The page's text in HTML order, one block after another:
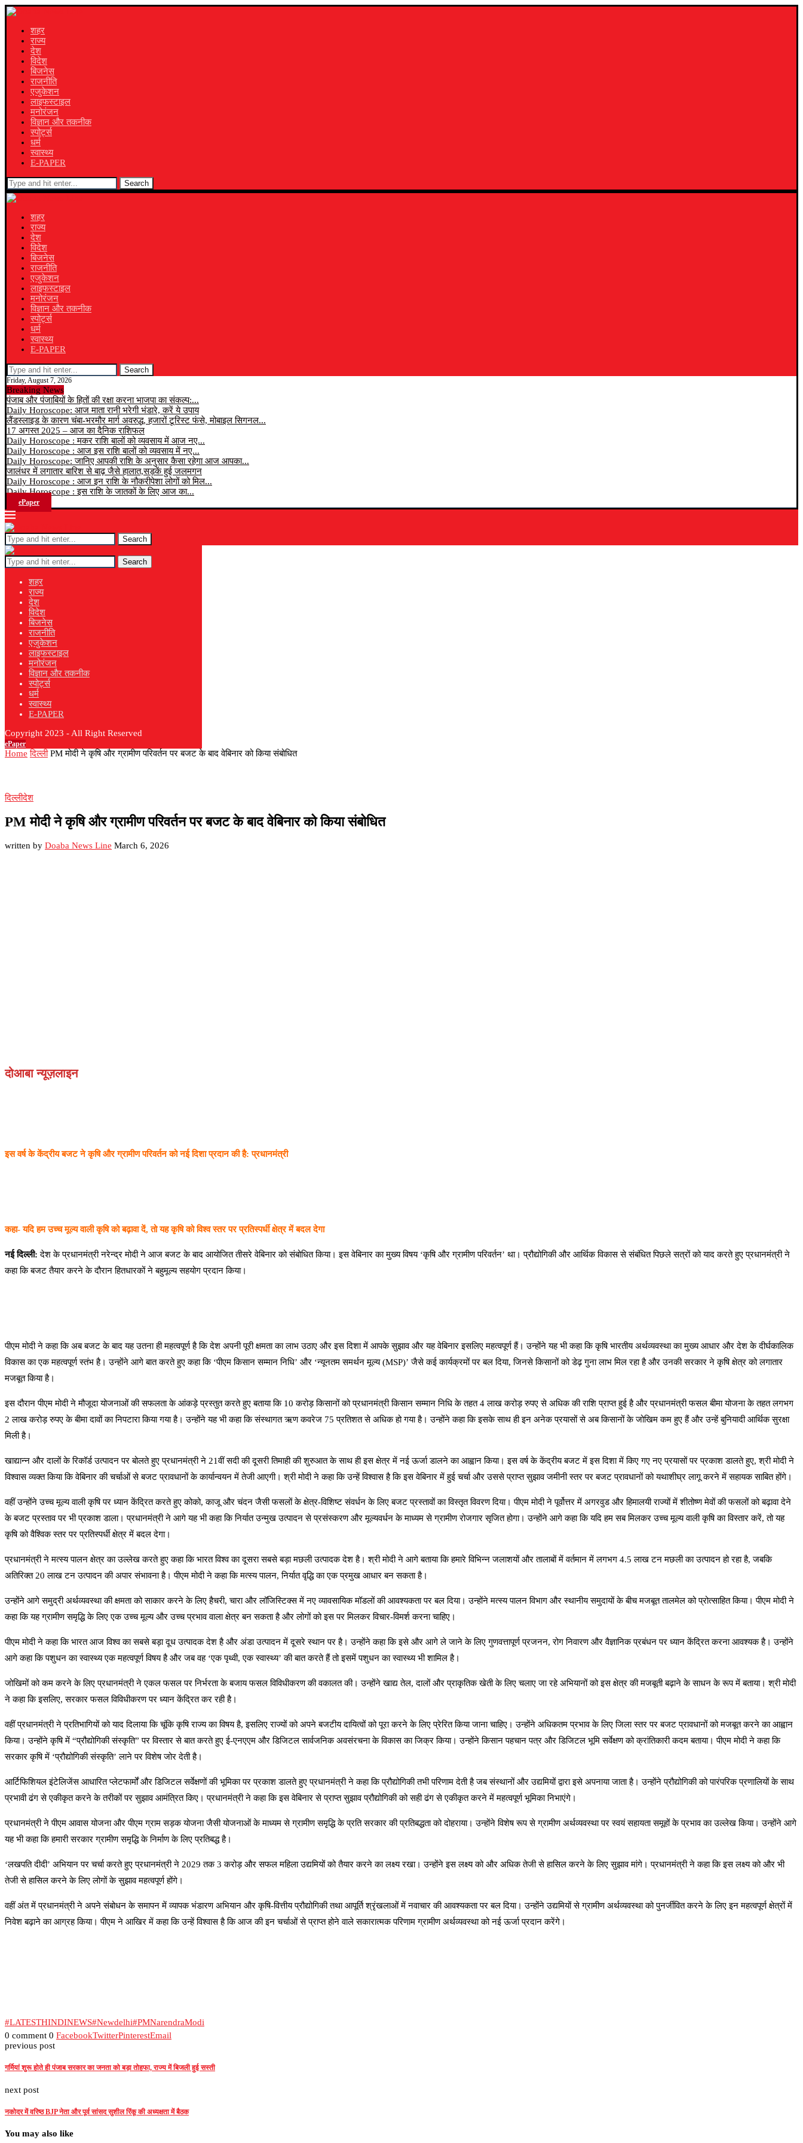
शहर
राज्य
देश
विदेश
बिजनेस
राजनीति
एजुकेशन
लाइफस्टाइल
मनोरंजन
विज्ञान और तकनीक
स्पोर्ट्स
धर्म
स्वास्थ्य
E-PAPER
Search
शहर
राज्य
देश
विदेश
बिजनेस
राजनीति
एजुकेशन
लाइफस्टाइल
मनोरंजन
विज्ञान और तकनीक
स्पोर्ट्स
धर्म
स्वास्थ्य
E-PAPER
Search
Friday, August 7, 2026
Breaking News
पंजाब और पंजाबियों के हितों की रक्षा करना भाजपा का संकल्प:...
Daily Horoscope: आज माता रानी भरेगी भंडारे, करें ये उपाय
लैंडस्लाइड के कारण चंबा-भरमौर मार्ग अवरुद्ध, हजारों टूरिस्ट फंसे, मोबाइल सिगनल...
17 अगस्त 2025 – आज का दैनिक राशिफल
Daily Horoscope : मकर राशि बालों को व्यवसाय में आज नए...
Daily Horoscope : आज इस राशि बालों को व्यवसाय में नए...
Daily Horoscope: जानिए आपकी राशि के अनुसार कैसा रहेगा आज आपका...
जालंधर में लगातार बारिश से बाढ़ जैसे हालात,सड़कें हुई जलमगन
Daily Horoscope : आज इन राशि के नौकरीपेशा लोगों को मिल...
Daily Horoscope : इस राशि के जातकों के लिए आज का...
ePaper
Search
Search
शहर
राज्य
देश
विदेश
बिजनेस
राजनीति
एजुकेशन
लाइफस्टाइल
मनोरंजन
विज्ञान और तकनीक
स्पोर्ट्स
धर्म
स्वास्थ्य
E-PAPER
Copyright 2023 - All Right Reserved
ePaper
Home दिल्ली PM मोदी ने कृषि और ग्रामीण परिवर्तन पर बजट के बाद वेबिनार को किया संबोधित
दिल्लीदेश
PM मोदी ने कृषि और ग्रामीण परिवर्तन पर बजट के बाद वेबिनार को किया संबोधित
written by Doaba News Line March 6, 2026
दोआबा न्यूज़लाइन
इस वर्ष के केंद्रीय बजट ने कृषि और ग्रामीण परिवर्तन को नई दिशा प्रदान की है: प्रधानमंत्री
कहा- यदि हम उच्च मूल्य वाली कृषि को बढ़ावा दें, तो यह कृषि को विश्व स्तर पर प्रतिस्पर्धी क्षेत्र में बदल देगा
नई दिल्ली:देश के प्रधानमंत्री नरेन्द्र मोदी ने आज बजट के बाद आयोजित तीसरे वेबिनार को संबोधित किया। इस वेबिनार का मुख्य विषय ‘कृषि और ग्रामीण परिवर्तन’ था। प्रौद्योगिकी और आर्थिक विकास से संबंधित पिछले सत्रों को याद करते हुए प्रधानमंत्री ने
कहा कि बजट तैयार करने के दौरान हितधारकों ने बहुमूल्य सहयोग प्रदान किया।
पीएम मोदी ने कहा कि अब बजट के बाद यह उतना ही महत्वपूर्ण है कि देश अपनी पूरी क्षमता का लाभ उठाए और इस दिशा में आपके सुझाव और यह वेबिनार इसलिए महत्वपूर्ण हैं। उन्होंने यह भी कहा कि कृषि भारतीय अर्थव्यवस्था का मुख्य आधार और देश के दीर्घकालिक
विकास का एक महत्वपूर्ण स्तंभ है। उन्होंने आगे बात करते हुए कहा कि ‘पीएम किसान सम्मान निधि’ और ‘न्यूनतम समर्थन मूल्य (MSP)’ जैसे कई कार्यक्रमों पर बल दिया, जिनसे किसानों को डेढ़ गुना लाभ मिल रहा है और उनकी सरकार ने कृषि क्षेत्र को लगातार
मजबूत किया है।
इस दौरान पीएम मोदी ने मौजूदा योजनाओं की सफलता के आंकड़े प्रस्तुत करते हुए बताया कि 10 करोड़ किसानों को प्रधानमंत्री किसान सम्मान निधि के तहत 4 लाख करोड़ रुपए से अधिक की राशि प्राप्त हुई है और प्रधानमंत्री फसल बीमा योजना के तहत लगभग
2 लाख करोड़ रुपए के बीमा दावों का निपटारा किया गया है। उन्होंने यह भी कहा कि संस्थागत ऋण कवरेज 75 प्रतिशत से अधिक हो गया है। उन्होंने कहा कि इसके साथ ही इन अनेक प्रयासों से अब किसानों के जोखिम कम हुए हैं और उन्हें बुनियादी आर्थिक सुरक्षा
मिली है।
खाद्यान्न और दालों के रिकॉर्ड उत्पादन पर बोलते हुए प्रधानमंत्री ने 21वीं सदी की दूसरी तिमाही की शुरुआत के साथ ही इस क्षेत्र में नई ऊर्जा डालने का आह्वान किया। इस वर्ष के केंद्रीय बजट में इस दिशा में किए गए नए प्रयासों पर प्रकाश डालते हुए, श्री मोदी ने
विश्वास व्यक्त किया कि वेबिनार की चर्चाओं से बजट प्रावधानों के कार्यान्वयन में तेजी आएगी। श्री मोदी ने कहा कि उन्हें विश्वास है कि इस वेबिनार में हुई चर्चा और उससे प्राप्त सुझाव जमीनी स्तर पर बजट प्रावधानों को यथाशीघ्र लागू करने में सहायक साबित होंगे।
वहीं उन्होंने उच्च मूल्य वाली कृषि पर ध्यान केंद्रित करते हुए कोको, काजू और चंदन जैसी फसलों के क्षेत्र-विशिष्ट संवर्धन के लिए बजट प्रस्तावों का विस्तृत विवरण दिया। पीएम मोदी ने पूर्वोत्तर में अगरवुड और हिमालयी राज्यों में शीतोष्ण मेवों की फसलों को बढ़ावा देने
के बजट प्रस्ताव पर भी प्रकाश डाला। प्रधानमंत्री ने आगे यह भी कहा कि निर्यात उन्मुख उत्पादन से प्रसंस्करण और मूल्यवर्धन के माध्यम से ग्रामीण रोजगार सृजित होगा। उन्होंने आगे कहा कि यदि हम सब मिलकर उच्च मूल्य वाली कृषि का विस्तार करें, तो यह
कृषि को वैश्विक स्तर पर प्रतिस्पर्धी क्षेत्र में बदल देगा।
प्रधानमंत्री ने मत्स्य पालन क्षेत्र का उल्लेख करते हुए कहा कि भारत विश्व का दूसरा सबसे बड़ा मछली उत्पादक देश है। श्री मोदी ने आगे बताया कि हमारे विभिन्न जलाशयों और तालाबों में वर्तमान में लगभग 4.5 लाख टन मछली का उत्पादन हो रहा है, जबकि
अतिरिक्त 20 लाख टन उत्पादन की अपार संभावना है। पीएम मोदी ने कहा कि मत्स्य पालन, निर्यात वृद्धि का एक प्रमुख आधार बन सकता है।
उन्होंने आगे समुद्री अर्थव्यवस्था की क्षमता को साकार करने के लिए हैचरी, चारा और लॉजिस्टिक्स में नए व्यावसायिक मॉडलों की आवश्यकता पर बल दिया। उन्होंने मत्स्य पालन विभाग और स्थानीय समुदायों के बीच मजबूत तालमेल को प्रोत्साहित किया। पीएम मोदी ने
कहा कि यह ग्रामीण समृद्धि के लिए एक उच्च मूल्य और उच्च प्रभाव वाला क्षेत्र बन सकता है और लोगों को इस पर मिलकर विचार-विमर्श करना चाहिए।
पीएम मोदी ने कहा कि भारत आज विश्व का सबसे बड़ा दूध उत्पादक देश है और अंडा उत्पादन में दूसरे स्थान पर है। उन्होंने कहा कि इसे और आगे ले जाने के लिए गुणवत्तापूर्ण प्रजनन, रोग निवारण और वैज्ञानिक प्रबंधन पर ध्यान केंद्रित करना आवश्यक है। उन्होंने
आगे कहा कि पशुधन का स्वास्थ्य एक महत्वपूर्ण विषय है और जब वह ‘एक पृथ्वी, एक स्वास्थ्य’ की बात करते हैं तो इसमें पशुधन का स्वास्थ्य भी शामिल है।
जोखिमों को कम करने के लिए प्रधानमंत्री ने एकल फसल पर निर्भरता के बजाय फसल विविधीकरण की वकालत की। उन्होंने खाद्य तेल, दालों और प्राकृतिक खेती के लिए चलाए जा रहे अभियानों को इस क्षेत्र की मजबूती बढ़ाने के साधन के रूप में बताया। श्री मोदी
ने कहा कि इसलिए, सरकार फसल विविधीकरण पर ध्यान केंद्रित कर रही है।
वहीं प्रधानमंत्री ने प्रतिभागियों को याद दिलाया कि चूंकि कृषि राज्य का विषय है, इसलिए राज्यों को अपने बजटीय दायित्वों को पूरा करने के लिए प्रेरित किया जाना चाहिए। उन्होंने अधिकतम प्रभाव के लिए जिला स्तर पर बजट प्रावधानों को मजबूत करने का आह्वान
किया। उन्होंने कृषि में “प्रौद्योगिकी संस्कृति” पर विस्तार से बात करते हुए ई-एनएएम और डिजिटल सार्वजनिक अवसंरचना के विकास का जिक्र किया। उन्होंने किसान पहचान पत्र और डिजिटल भूमि सर्वेक्षण को क्रांतिकारी कदम बताया। पीएम मोदी ने कहा कि
सरकार कृषि में ‘प्रौद्योगिकी संस्कृति’ लाने पर विशेष जोर देती है।
आर्टिफिशियल इंटेलिजेंस आधारित प्लेटफार्मों और डिजिटल सर्वेक्षणों की भूमिका पर प्रकाश डालते हुए प्रधानमंत्री ने कहा कि प्रौद्योगिकी तभी परिणाम देती है जब संस्थानों और उद्यमियों द्वारा इसे अपनाया जाता है। उन्होंने प्रौद्योगिकी को पारंपरिक प्रणालियों के साथ
प्रभावी ढंग से एकीकृत करने के तरीकों पर सुझाव आमंत्रित किए। प्रधानमंत्री ने कहा कि इस वेबिनार से प्राप्त सुझाव प्रौद्योगिकी को सही ढंग से एकीकृत करने में महत्वपूर्ण भूमिका निभाएंगे।
प्रधानमंत्री ने पीएम आवास योजना और पीएम ग्राम सड़क योजना जैसी योजनाओं के माध्यम से ग्रामीण समृद्धि के प्रति सरकार की प्रतिबद्धता को दोहराया। उन्होंने विशेष रूप से ग्रामीण अर्थव्यवस्था पर स्वयं सहायता समूहों के प्रभाव का उल्लेख किया। उन्होंने आगे
यह भी कहा कि हमारी सरकार ग्रामीण समृद्धि के निर्माण के लिए प्रतिबद्ध है।
‘लखपति दीदी’ अभियान पर चर्चा करते हुए प्रधानमंत्री ने 2029 तक 3 करोड़ और सफल महिला उद्यमियों को तैयार करने का लक्ष्य रखा। उन्होंने इस लक्ष्य को और अधिक तेजी से हासिल करने के लिए सुझाव मांगे। प्रधानमंत्री ने कहा कि इस लक्ष्य को और भी
तेजी से हासिल करने के लिए लोगों के सुझाव महत्वपूर्ण होंगे।
वहीं अंत में प्रधानमंत्री ने अपने संबोधन के समापन में व्यापक भंडारण अभियान और कृषि-वित्तीय प्रौद्योगिकी तथा आपूर्ति श्रृंखलाओं में नवाचार की आवश्यकता पर बल दिया। उन्होंने उद्यमियों से ग्रामीण अर्थव्यवस्था को पुनर्जीवित करने के लिए इन महत्वपूर्ण क्षेत्रों में
निवेश बढ़ाने का आग्रह किया। पीएम ने आखिर में कहा कि उन्हें विश्वास है कि आज की इन चर्चाओं से प्राप्त होने वाले सकारात्मक परिणाम ग्रामीण अर्थव्यवस्था को नई ऊर्जा प्रदान करेंगे।
#LATESTHINDINEWS#Newdelhi#PMNarendraModi
0 comment 0 FacebookTwitterPinterestEmail
previous post
गर्मियां शुरू होते ही पंजाब सरकार का जनता को बड़ा तोहफा, राज्य में बिजली हुई सस्ती
next post
नकोदर में वरिष्ठ BJP नेता और पूर्व सांसद सुशील रिंकू की अध्यक्षता में बैठक
You may also like